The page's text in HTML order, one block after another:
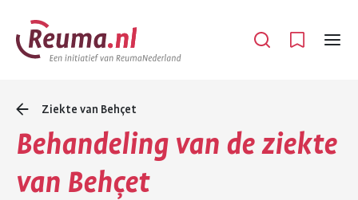
Spring
naar
hoofdinhoud
Spring
naar
footer
Open
Menu
Ziekte van Behçet
Behandeling van de ziekte
van Behçet